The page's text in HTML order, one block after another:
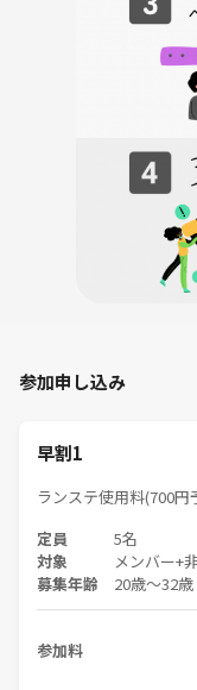
※ランステ利用予定(700
🎯こんな人にオススメ！
・新しい友達を作りたい
・東京で趣味仲間が欲し
・ランニング始めてみた
・無理な勧誘やしつこい
・ナンパ、セクハラ、暴
・ドタキャンや無断キ
上記内容以外にもサー
れた場合には、主催判
気持ちの良いサークル
参加申し込み
早割1
ランステ使用料(700円
定員 5名
対象 メンバー+
募集年齢 20歳〜32歳
参加料